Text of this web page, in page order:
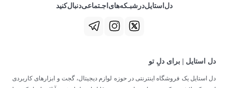
دل‌استایل‌در‌‌شبـکه‌های‌اجـتماعی‌دنبال‌کنید
دل استایل | برای دلِ تو
دل استایل یک فروشگاه اینترنتی در حوزه لوازم دیجیتال، گجت و ابزارهای کاربردی